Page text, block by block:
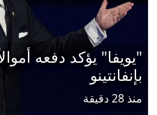
"يويفا" يؤكد دفعه
بإنفانتينو
منذ 28 دقيقة